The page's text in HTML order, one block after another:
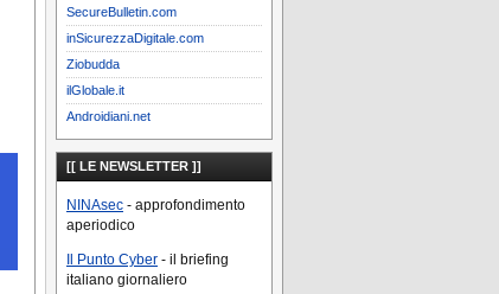
SecureBulletin.com
inSicurezzaDigitale.com
Ziobudda
ilGlobale.it
Androidiani.net
[[ LE NEWSLETTER ]]
NINAsec - approfondimento
aperiodico
Il Punto Cyber - il briefing
italiano giornaliero